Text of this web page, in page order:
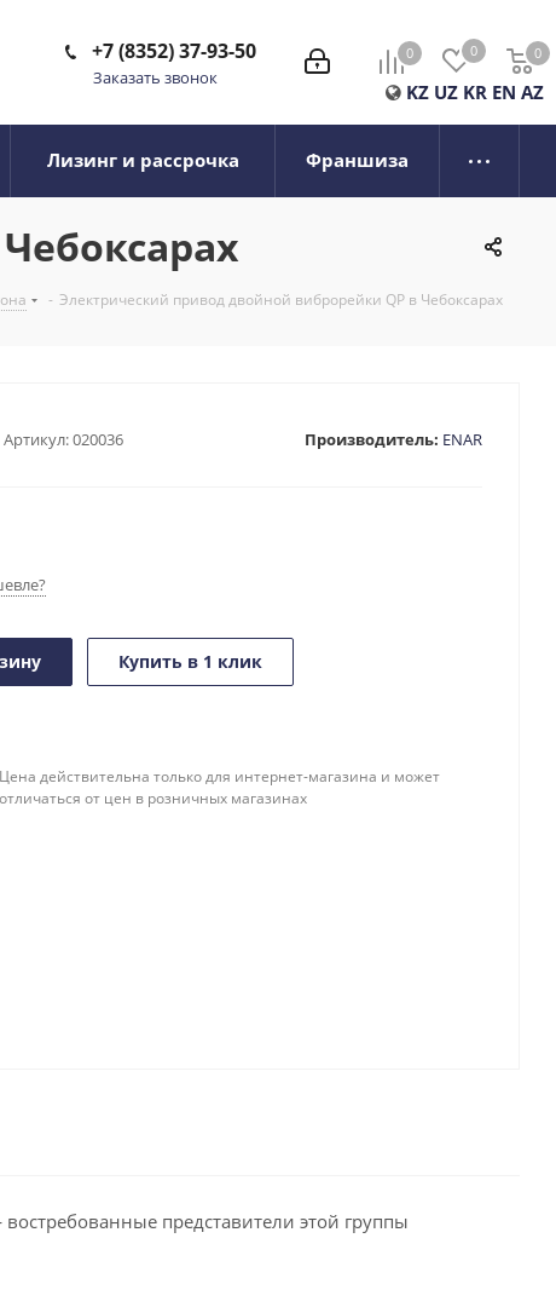
0 0 0
0
KZ UZ KR EN AZ
+7 (8352) 37-93-50
Заказать звонок
Лизинг и рассрочка Франшиза
- Электрический привод двойной виброрейки QP в Чебоксарах
Артикул:020036 Производитель: ENAR
Купить в 1 клик
Цена действительна только для интернет-магазина и может
отличаться от цен в розничных магазинах
представители этой группы